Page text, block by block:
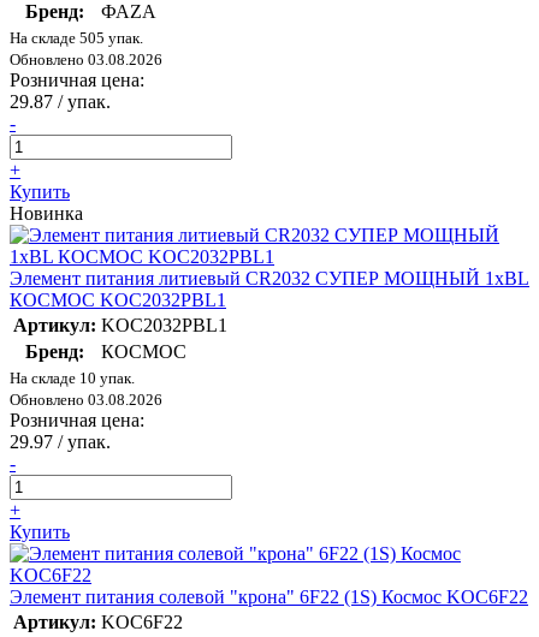
Бренд:
ФАZA
На складе 505 упак.
Обновлено 03.08.2026
Розничная цена:
29.87 / упак.
-
+
Купить
Новинка
Элемент питания литиевый CR2032 СУПЕР МОЩНЫЙ 1хBL
КОСМОС KOC2032PBL1
Артикул: KOC2032PBL1
Бренд:
КОСМОС
На складе 10 упак.
Обновлено 03.08.2026
Розничная цена:
29.97 / упак.
-
+
Купить
Элемент питания солевой "крона" 6F22 (1S) Космос KOC6F22
Артикул: KOC6F22